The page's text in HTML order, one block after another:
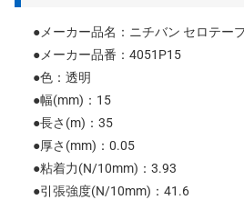
●メーカー品名：ニチバン セロテー
●メーカー品番：4051P15
●色：透明
●幅(mm)：15
●長さ(m)：35
●厚さ(mm)：0.05
●粘着力(N/10mm)：3.93
●引張強度(N/10mm)：41.6